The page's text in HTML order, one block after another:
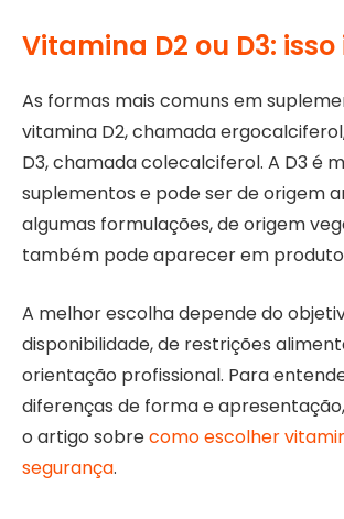
Vitamina D2 ou D3:
As formas mais comuns em
vitamina D2, chamada
D3, chamada colecalciferol. A D3 é
suplementos e pode ser de origem
algumas formulações, de origem
também pode aparecer em
A melhor escolha depende do
disponibilidade, de restrições
orientação profissional. Para
diferenças de forma e
o artigo sobrecomo escolher
segurança.